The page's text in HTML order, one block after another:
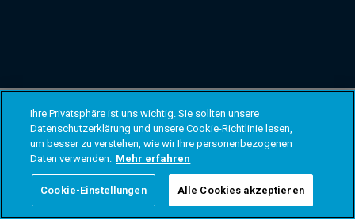
Ihre Privatsphäre ist uns wichtig. Sie sollten unsere
Datenschutzerklärung und unsere Cookie-Richtlinie lesen,
um besser zu verstehen, wie wir Ihre personenbezogenen
Daten verwenden. Mehr erfahren
Cookie-Einstellungen Alle Cookies akzeptieren